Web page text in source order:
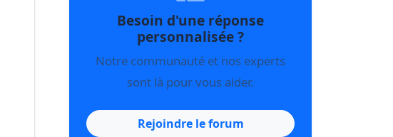
Besoin d'une réponse
personnalisée ?
Notre communauté et nos experts
sont là pour vous aider.
Rejoindre le forum